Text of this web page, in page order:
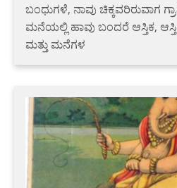
ಬಂಧುಗಳೆ, ನಾವು ಚಿಕ್ಕವರಿರುವಾಗ
ಮನೆಯಲ್ಲಿ ಹಾವು ಬಂದರೆ ಆಸ್ತಿಕ,
ಮತ್ತು ಮನೆಗಳ